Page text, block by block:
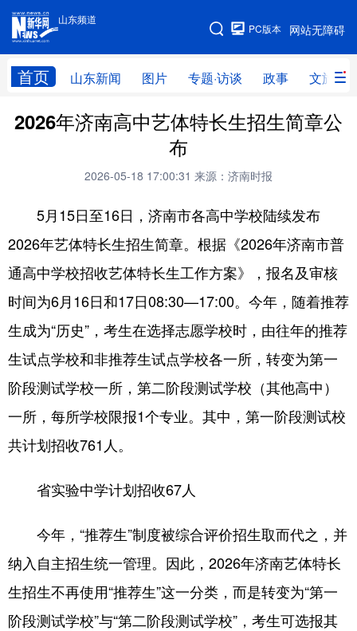
山东频道
网站无障碍
PC版本
首页 山东新闻 图片 专题·访谈 政事 文旅
手机版
网站地图
学习进行时 高层 时政 人事
全球连线
科技 科普 体育 文化
健康 军事 访谈 视频
食品 人居 信息化 乡村振兴
溯源中国 城市 旅游 能源
会展 彩票 娱乐 时尚
悦读 公益 书画 一带一路
亚太网 上市公司
政事 文旅 社会民生 山东产经
文娱 融媒秀 地市 科教
2026年济南高中艺体特长生招生简章公
布
2026-05-18 17:00:31 来源：济南时报
5月15日至16日，济南市各高中学校陆续发布
2026年艺体特长生招生简章。根据《2026年济南市普
通高中学校招收艺体特长生工作方案》，报名及审核
时间为6月16日和17日08:30—17:00。今年，随着推荐
生成为“历史”，考生在选择志愿学校时，由往年的推荐
生试点学校和非推荐生试点学校各一所，转变为第一
阶段测试学校一所，第二阶段测试学校（其他高中）
一所，每所学校限报1个专业。其中，第一阶段测试校
共计划招收761人。
省实验中学计划招收67人
今年，“推荐生”制度被综合评价招生取而代之，并
纳入自主招生统一管理。因此，2026年济南艺体特长
生招生不再使用“推荐生”这一分类，而是转变为“第一
阶段测试学校”与“第二阶段测试学校”，考生可选报其